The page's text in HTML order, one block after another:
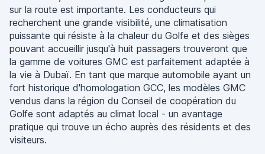
sur la route est importante. Les conducteurs qui
recherchent une grande visibilité, une climatisation
puissante qui résiste à la chaleur du Golfe et des sièges
pouvant accueillir jusqu'à huit passagers trouveront que
la gamme de voitures GMC est parfaitement adaptée à
la vie à Dubaï. En tant que marque automobile ayant un
fort historique d'homologation GCC, les modèles GMC
vendus dans la région du Conseil de coopération du
Golfe sont adaptés au climat local - un avantage
pratique qui trouve un écho auprès des résidents et des
visiteurs.